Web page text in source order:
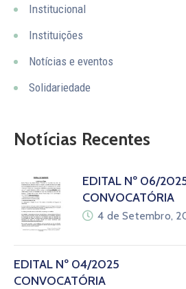
Notícias
Contactos
Institucional
Instituições
Notícias e eventos
Solidariedade
Notícias Recentes
EDITAL Nº 06/
CONVOCATÓRIA
4 de Setembro,
EDITAL Nº 04/2025
CONVOCATÓRIA